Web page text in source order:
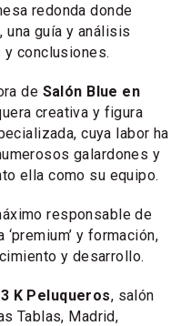
redonda donde
guía y análisis
conclusiones.
de Salón Blue en
creativa y figura
cuya labor ha
galardones y
ella como su equipo.
responsable de
y formación,
y desarrollo.
3 K Peluqueros, salón
Tablas, Madrid,